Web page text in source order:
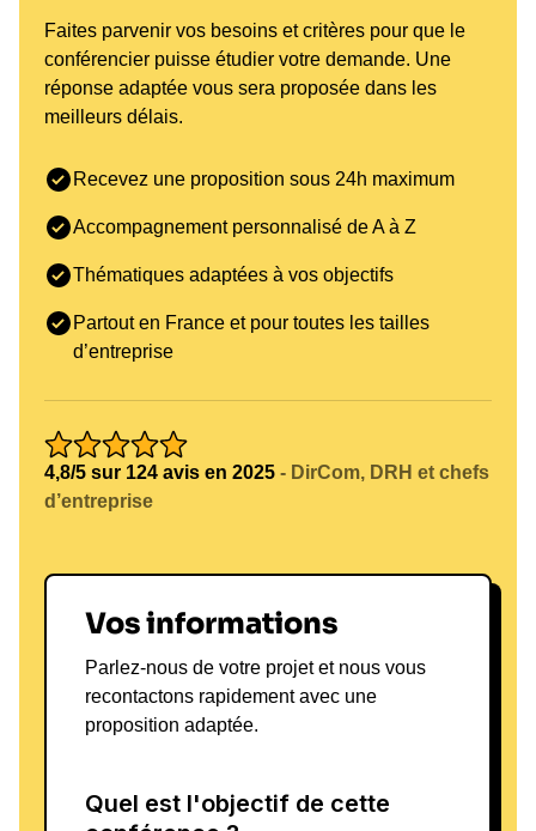
Faites parvenir vos besoins et critères pour que le
conférencier puisse étudier votre demande. Une
réponse adaptée vous sera proposée dans les
meilleurs délais.
Recevez une proposition sous 24h maximum
Accompagnement personnalisé de A à Z
Thématiques adaptées à vos objectifs
Partout en France et pour toutes les tailles
d’entreprise
4,8/5 sur 124 avis en 2025 - DirCom, DRH et chefs
d’entreprise
Vos informations
Parlez-nous de votre projet et nous vous
recontactons rapidement avec une
proposition adaptée.